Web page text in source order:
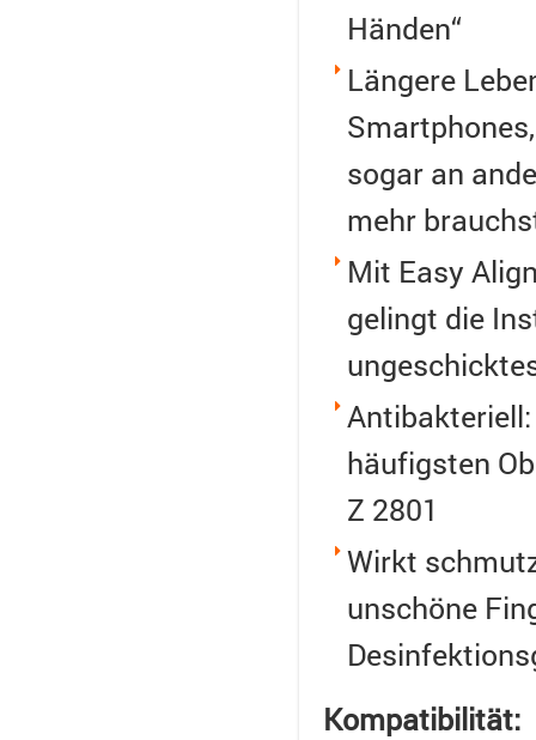
Händen“
Längere
sogar an
mehr
Mit Easy
gelingt die
häufigsten
Z 2801
Wirkt
unschöne
Kompatibilität: